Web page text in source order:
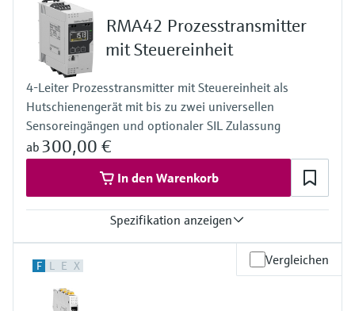
Device Viewer
Produktspezifische Informationen und
Dokumente finden
Ersatzteilsuche
Ersatzteile anhand von Produktwurzel,
Bestellcode oder Seriennummer finden
Füllstandsmessung
Füllstandsmessung Druck
Alle ansehen
Analysatoren für Härte, Eisen,
Aluminium & Chromat
Prozessphotometer
Mikrowellentransmission
Memosens-Technologie
Alle ansehen
Pulszähler
Modbus TCP
Modbus RS485
Ausgang
4x digital
Modbus TCP
Modbus RS485
RMA42 Prozesstransmitter
mit Steuereinheit
4-Leiter Prozesstransmitter mit Steuereinheit als
Hutschienengerät mit bis zu zwei universellen
Sensoreingängen und optionaler SIL Zulassung
ab 300,00 €
In den Warenkorb
Spezifikation anzeigen
2 x Universal (Strom, Spannung, R, RTD, TC)
Ausgang
2 x Analog (Strom, Spannung)
F L E X Vergleichen